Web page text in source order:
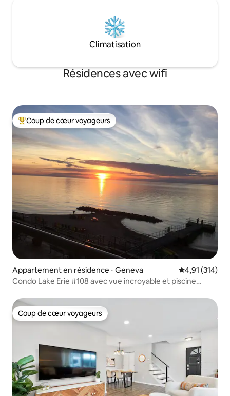
Climatisation
Résidences avec wifi
Coups de cœur voyageurs les plus appréciés
Coup de cœur voyageurs
Appartement en résidence ⋅ Geneva Évaluation
4,91 (314)
Condo Lake Erie #108 avec vue incroyable et piscine
Coup de cœur voyageurs
Coup de cœur voyageurs